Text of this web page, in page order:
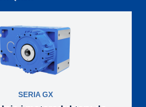
SERIA GX